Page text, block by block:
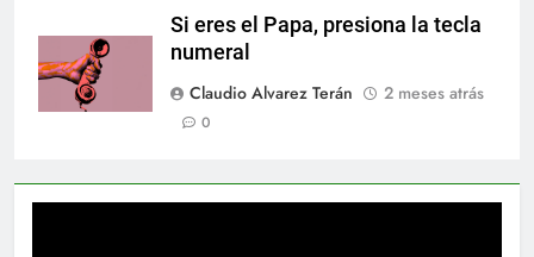
Si eres el Papa, presiona la tecla
numeral
Claudio Alvarez Terán
2 meses atrás
0